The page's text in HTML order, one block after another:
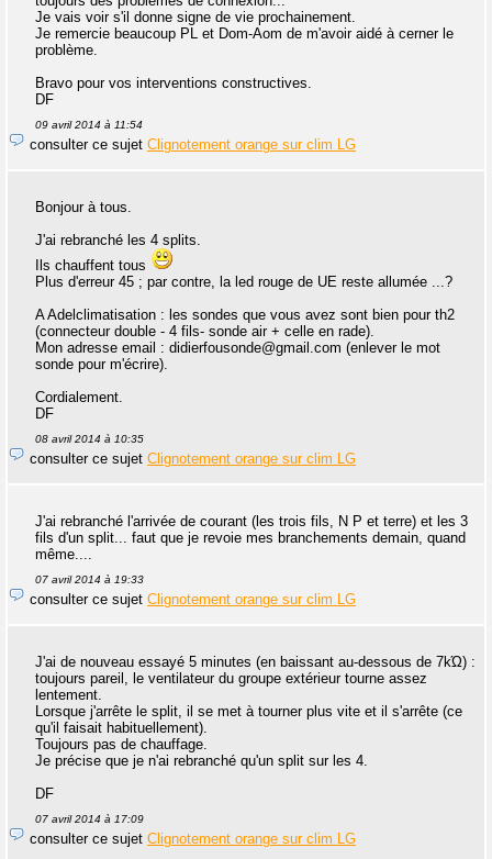
Je vais voir s'il donne signe de vie prochainement.
Je remercie beaucoup PL et Dom-Aom de m'avoir aidé à cerner le
problème.
Bravo pour vos interventions constructives.
DF
09 avril 2014 à 11:54
consulter ce sujet Clignotement orange sur clim LG
Bonjour à tous.
J'ai rebranché les 4 splits.
Ils chauffent tous
Plus d'erreur 45 ; par contre, la led rouge de UE reste allumée ...?
A Adelclimatisation : les sondes que vous avez sont bien pour th2
(connecteur double - 4 fils- sonde air + celle en rade).
Mon adresse email : didierfousonde@gmail.com (enlever le mot
sonde pour m'écrire).
Cordialement.
DF
08 avril 2014 à 10:35
consulter ce sujet Clignotement orange sur clim LG
J'ai rebranché l'arrivée de courant (les trois fils, N P et terre) et les 3
fils d'un split... faut que je revoie mes branchements demain, quand
même....
07 avril 2014 à 19:33
consulter ce sujet Clignotement orange sur clim LG
J'ai de nouveau essayé 5 minutes (en baissant au-dessous de 7kΏ) :
toujours pareil, le ventilateur du groupe extérieur tourne assez
lentement.
Lorsque j'arrête le split, il se met à tourner plus vite et il s'arrête (ce
qu'il faisait habituellement).
Toujours pas de chauffage.
Je précise que je n'ai rebranché qu'un split sur les 4.
DF
07 avril 2014 à 17:09
consulter ce sujet Clignotement orange sur clim LG